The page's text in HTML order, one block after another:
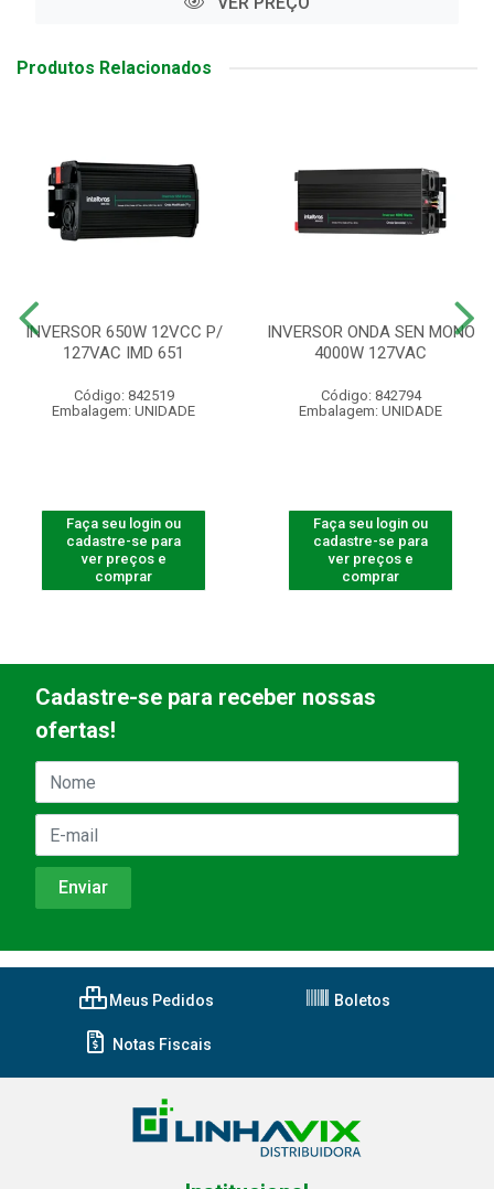
Produtos Relacionados
INVERSOR 650W 12VCC P/
127VAC IMD 651
Código: 842519
Embalagem: UNIDADE
Faça seu login ou
cadastre-se para
ver preços e
comprar
INVERSOR ONDA SEN MONO
4000W 127VAC
Código: 842794
Embalagem: UNIDADE
Faça seu login ou
cadastre-se para
ver preços e
comprar
Cadastre-se para receber nossas
ofertas!
Meus Pedidos Boletos
Notas Fiscais